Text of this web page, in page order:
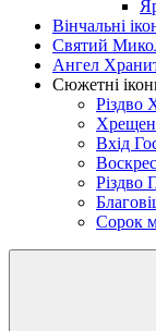
Вінчальні
Святий
Ангел
Сюжетні
Різдво
Вхід
Різдво
Сорок